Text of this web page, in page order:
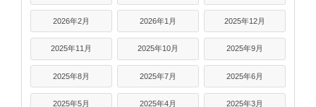
2026年2月 2026年1月 2025年12月
2025年11月 2025年10月 2025年9月
2025年8月 2025年7月 2025年6月
2025年5月 2025年4月 2025年3月